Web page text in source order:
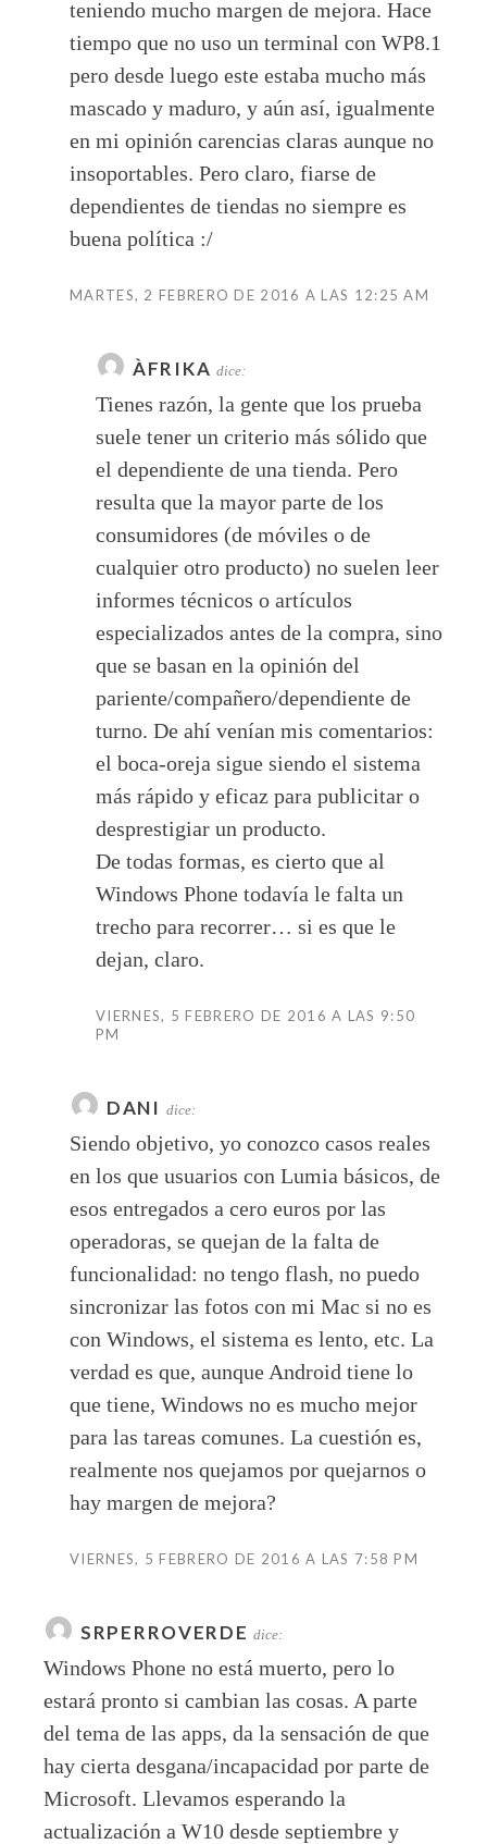
teniendo mucho margen de mejora. Hace
tiempo que no uso un terminal con WP8.1
pero desde luego este estaba mucho más
mascado y maduro, y aún así, igualmente
en mi opinión carencias claras aunque no
insoportables. Pero claro, fiarse de
dependientes de tiendas no siempre es
buena política :/
MARTES, 2 FEBRERO DE 2016 A LAS 12:25 AM
ÀFRIKA dice:
Tienes razón, la gente que los prueba
suele tener un criterio más sólido que
el dependiente de una tienda. Pero
resulta que la mayor parte de los
consumidores (de móviles o de
cualquier otro producto) no suelen leer
informes técnicos o artículos
especializados antes de la compra, sino
que se basan en la opinión del
pariente/compañero/dependiente de
turno. De ahí venían mis comentarios:
el boca-oreja sigue siendo el sistema
más rápido y eficaz para publicitar o
desprestigiar un producto.
De todas formas, es cierto que al
Windows Phone todavía le falta un
trecho para recorrer… si es que le
dejan, claro.
VIERNES, 5 FEBRERO DE 2016 A LAS 9:50
PM
DANI dice:
Siendo objetivo, yo conozco casos reales
en los que usuarios con Lumia básicos, de
esos entregados a cero euros por las
operadoras, se quejan de la falta de
funcionalidad: no tengo flash, no puedo
sincronizar las fotos con mi Mac si no es
con Windows, el sistema es lento, etc. La
verdad es que, aunque Android tiene lo
que tiene, Windows no es mucho mejor
para las tareas comunes. La cuestión es,
realmente nos quejamos por quejarnos o
hay margen de mejora?
VIERNES, 5 FEBRERO DE 2016 A LAS 7:58 PM
SRPERROVERDE dice:
Windows Phone no está muerto, pero lo
estará pronto si cambian las cosas. A parte
del tema de las apps, da la sensación de que
hay cierta desgana/incapacidad por parte de
Microsoft. Llevamos esperando la
actualización a W10 desde septiembre y